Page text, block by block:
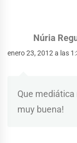
Núria
enero 23, 2012 a las
Que
muy buena!